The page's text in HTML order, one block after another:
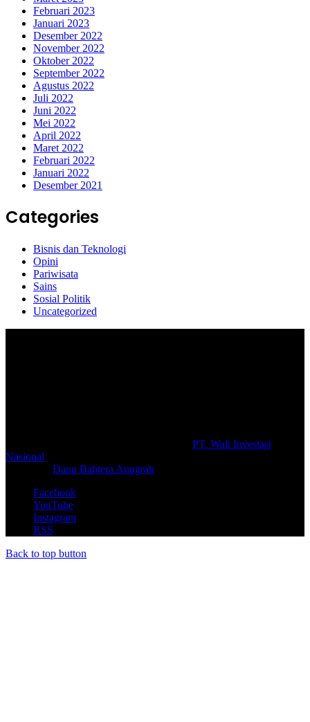
Februari 2023
Januari 2023
Desember 2022
November 2022
Oktober 2022
September 2022
Agustus 2022
Juli 2022
Juni 2022
Mei 2022
April 2022
Maret 2022
Februari 2022
Januari 2022
Desember 2021
Categories
Bisnis dan Teknologi
Opini
Pariwisata
Sains
Sosial Politik
Uncategorized
PT. Wali Investasi
Nasional
Danu Bahtera Anugrah
Facebook
YouTube
Instagram
RSS
Back to top button